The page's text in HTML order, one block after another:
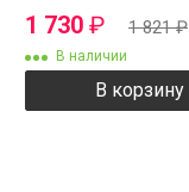
1 730 ₽ 1 821₽
В наличии
В корзину